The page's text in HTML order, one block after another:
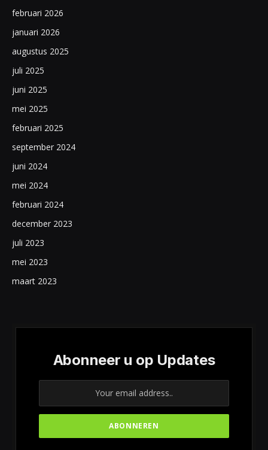
februari 2026
januari 2026
augustus 2025
juli 2025
juni 2025
mei 2025
februari 2025
september 2024
juni 2024
mei 2024
februari 2024
december 2023
juli 2023
mei 2023
maart 2023
Abonneer u op Updates